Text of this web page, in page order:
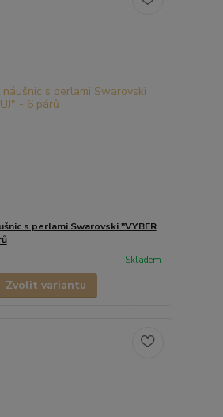
s perlami Swarovski "VYBER
Skladem
Zvolit variantu